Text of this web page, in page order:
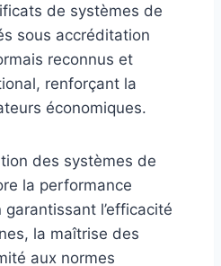
de systèmes de
sous accréditation
reconnus et
renforçant la
économiques.
des systèmes de
la performance
l’efficacité
la maîtrise des
aux normes